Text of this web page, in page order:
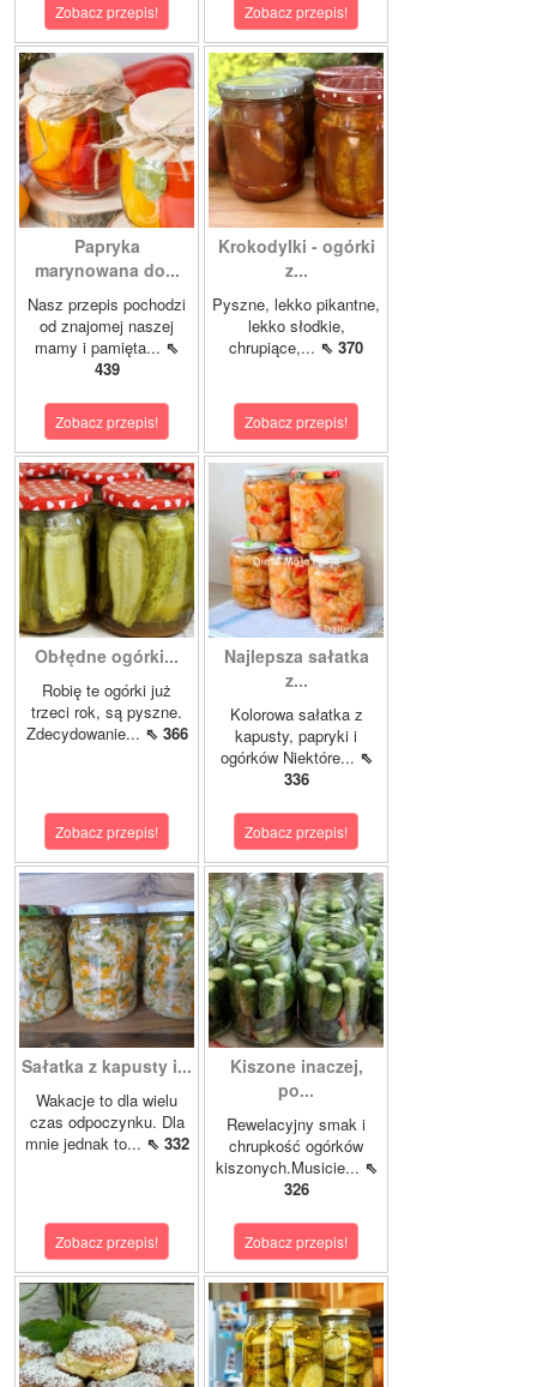
Zobacz przepis! Zobacz przepis!
Papryka
marynowana do...
Nasz przepis pochodzi
od znajomej naszej
mamy i pamięta... ⇖
439
Zobacz przepis!
Krokodylki - ogórki
z...
Pyszne, lekko pikantne,
lekko słodkie,
chrupiące,... ⇖ 370
Zobacz przepis!
Obłędne ogórki...
Robię te ogórki już
trzeci rok, są pyszne.
Zdecydowanie... ⇖ 366
Zobacz przepis!
Najlepsza sałatka
z...
Kolorowa sałatka z
kapusty, papryki i
ogórków Niektóre... ⇖
336
Zobacz przepis!
Sałatka z kapusty i...
Wakacje to dla wielu
czas odpoczynku. Dla
mnie jednak to... ⇖ 332
Zobacz przepis!
Kiszone inaczej,
po...
Rewelacyjny smak i
chrupkość ogórków
kiszonych.Musicie... ⇖
326
Zobacz przepis!